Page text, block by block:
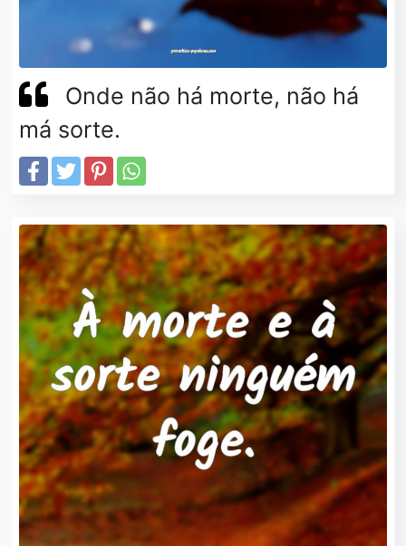
Onde não há morte, não há
má sorte.